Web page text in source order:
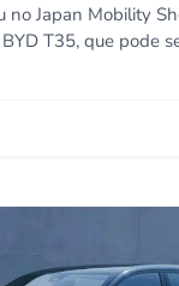
no Japan Mobility
T35, que pode